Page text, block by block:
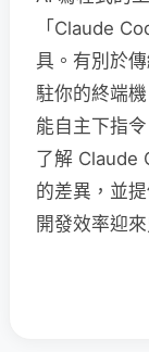
「Claude
具。有別於
駐你的終端
能自主下指
了解 Claude
的差異，並
開發效率迎